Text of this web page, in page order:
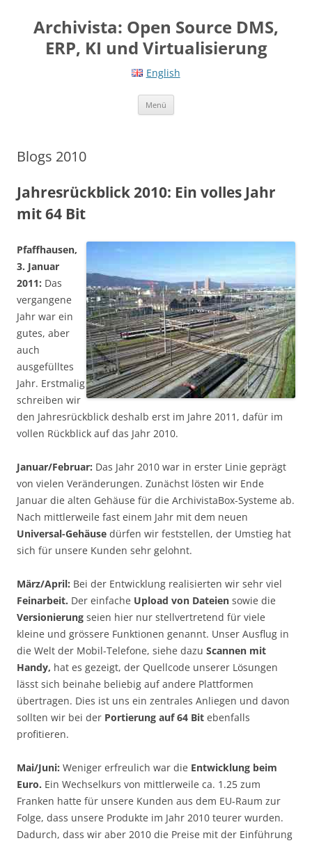
InhaltArchivista: Open Source DMS,
ERP, KI und Virtualisierung
English
Menü
Blogs 2010
Jahresrückblick 2010: Ein volles Jahr
mit 64 Bit
Pfaffhausen,
3. Januar
2011: Das
vergangene
Jahr war ein
gutes, aber
auch
ausgefülltes
Jahr. Erstmalig
schreiben wir
den Jahresrückblick deshalb erst im Jahre 2011, dafür im
vollen Rückblick auf das Jahr 2010.
Januar/Februar: Das Jahr 2010 war in erster Linie geprägt
von vielen Veränderungen. Zunächst lösten wir Ende
Januar die alten Gehäuse für die ArchivistaBox-Systeme ab.
Nach mittlerweile fast einem Jahr mit dem neuen
Universal-Gehäuse dürfen wir feststellen, der Umstieg hat
sich für unsere Kunden sehr gelohnt.
März/April: Bei der Entwicklung realisierten wir sehr viel
Feinarbeit. Der einfache Upload von Dateien sowie die
Versionierung seien hier nur stellvertretend für viele
kleine und grössere Funktionen genannt. Unser Ausflug in
die Welt der Mobil-Telefone, siehe dazu Scannen mit
Handy, hat es gezeigt, der Quellcode unserer Lösungen
lässt sich beinahe beliebig auf andere Plattformen
übertragen. Dies ist uns ein zentrales Anliegen und davon
sollten wir bei der Portierung auf 64 Bit ebenfalls
profitieren.
Mai/Juni: Weniger erfreulich war die Entwicklung beim
Euro. Ein Wechselkurs von mittlerweile ca. 1.25 zum
Franken hatte für unsere Kunden aus dem EU-Raum zur
Folge, dass unsere Produkte im Jahr 2010 teurer wurden.
Dadurch, dass wir aber 2010 die Preise mit der Einführung